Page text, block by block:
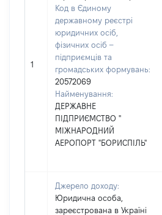
1
Код в Єдиному
державному реєстрі
юридичних осіб,
фізичних осіб –
підприємців та
громадських формувань:
20572069
Найменування:
ДЕРЖАВНЕ
ПІДПРИЄМСТВО "
МІЖНАРОДНИЙ
АЕРОПОРТ "БОРИСПІЛЬ"
Джерело доходу:
Юридична особа,
зареєстрована в Україні